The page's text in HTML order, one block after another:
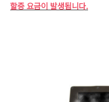
할증 요금이 발생됩니다.